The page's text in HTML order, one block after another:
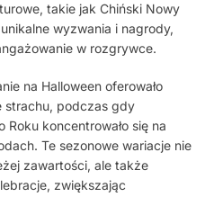
takie jak Chiński Nowy
wyzwania i nagrody,
w rozgrywce.
na Halloween oferowało
strachu, podczas gdy
koncentrowało się na
Te sezonowe wariacje nie
zawartości, ale także
zwiększając